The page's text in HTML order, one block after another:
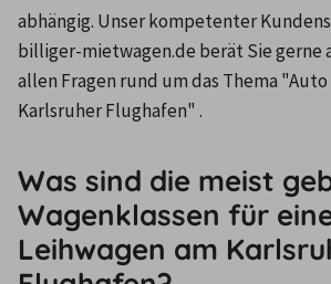
abhängig. Unser kompetenter
billiger-mietwagen.de berät Sie gerne
allen Fragen rund um das Thema
Karlsruher Flughafen" .
Was sind die meist
Wagenklassen für
Leihwagen am